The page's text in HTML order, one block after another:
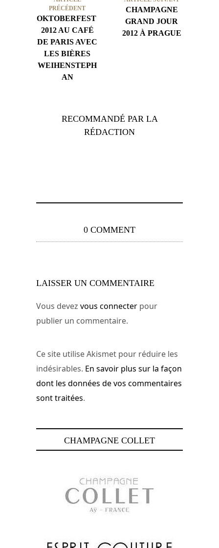
PRÉCÉDENT
OKTOBERFEST
2012 AU CAFÉ
DE PARIS AVEC
LES BIÈRES
WEIHENSTEPH
AN
CHAMPAGNE
GRAND JOUR
2012 À PRAGUE
RECOMMANDÉ PAR LA
RÉDACTION
0 COMMENT
LAISSER UN COMMENTAIRE
Vous devez vous connecter pour
publier un commentaire.
Ce site utilise Akismet pour réduire les
indésirables. En savoir plus sur la façon
dont les données de vos commentaires
sont traitées.
CHAMPAGNE COLLET